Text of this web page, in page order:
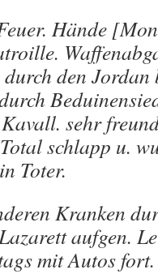
Hände
den Jordan
sehr
schlapp u.
Toter.
Kranken
aufgen.
mit Autos fort.